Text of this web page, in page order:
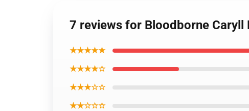
7 reviews for Bloodborne Caryll
★★★★★
★★★★☆
★★★☆☆
★★☆☆☆